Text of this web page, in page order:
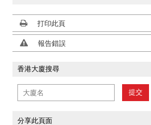
打印此頁
報告錯誤
香港大廈搜尋
提交
分享此頁面